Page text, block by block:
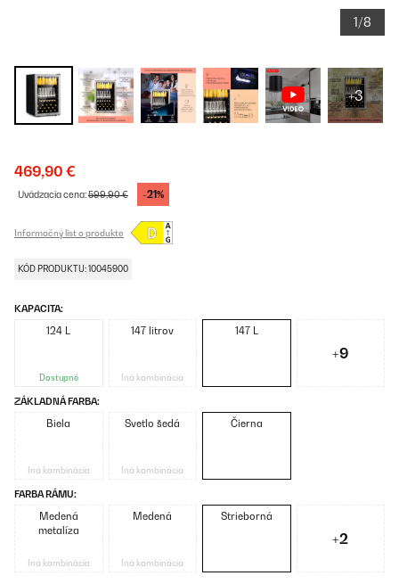
1/8
+3
469,90 €
Uvádzacia cena:599,90 € -21%
Informačný list o produkte
KÓD PRODUKTU: 10045900
KAPACITA:
124 L
Dostupné
147 litrov
Iná kombinácia
147 L
+9
ZÁKLADNÁ FARBA:
Biela
Iná kombinácia
Svetlo šedá
Iná kombinácia
Čierna
FARBA RÁMU:
Medená
metalíza
Iná kombinácia
Medená
Iná kombinácia
Strieborná
+2